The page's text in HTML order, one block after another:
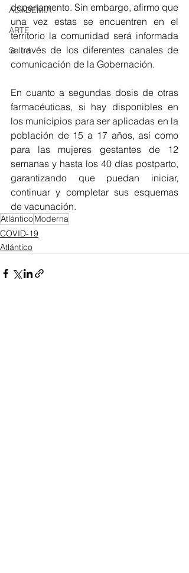
ACADEMIA
ARTE
Salud
departamento. Sin embargo, afirmo que
una vez estas se encuentren en el
territorio la comunidad será informada
a través de los diferentes canales de
comunicación de la Gobernación.
En cuanto a segundas dosis de otras
farmacéuticas, si hay disponibles en
los municipios para ser aplicadas en la
población de 15 a 17 años, así como
para las mujeres gestantes de 12
semanas y hasta los 40 días postparto,
garantizando que puedan iniciar,
continuar y completar sus esquemas
de vacunación.
AtlánticoModerna
COVID-19
Atlántico